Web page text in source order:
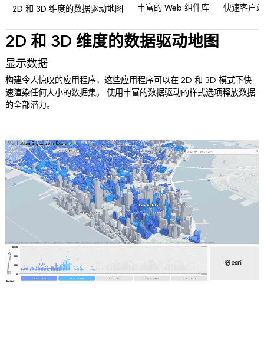
2D 和 3D 维度的数据驱动地图 丰富的 Web 组件库 快速客户
2D 和 3D 维度的数据驱动地图
显示数据
构建令人惊叹的应用程序，这些应用程序可以在 2D 和 3D 模式下快
速渲染任何大小的数据集。 使用丰富的数据驱动的样式选项释放数据
的全部潜力。